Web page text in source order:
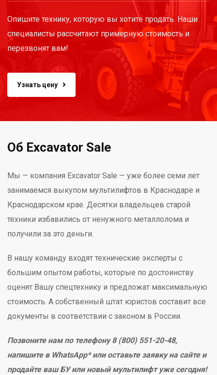
Опишите технику, которую вы хотите продать. Наши
специалисты рассчитают примерную стоимость и
перезвонят вам!
Узнать цену
Об Excavator Sale
Мы — компания Excavator Sale — уже более семи лет
занимаемся выкупом мультилифтов в Краснодаре и
Краснодарском крае. Десятки владельцев старой
техники избавились от ненужного металлолома и
получили за это деньги.
В нашу команду входят технические эксперты с
большим опытом работы, которые по достоинству
оценят Вашу спецтехнику и предложат максимальную
стоимость. А собственный штат юристов составит все
документы в соответствии с законом в России.
Позвоните нам по телефону 8 (800) 551-20-48,
напишите в WhatsApp* или оставьте заявку на сайте и
продайте ваш БУ или новый мультилифт уже сегодня!